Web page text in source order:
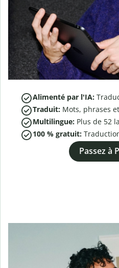
Alimenté par l'IA:
Traduit: Mots, phrases
Multilingue: Plus de 52
100 % gratuit:
Passez à